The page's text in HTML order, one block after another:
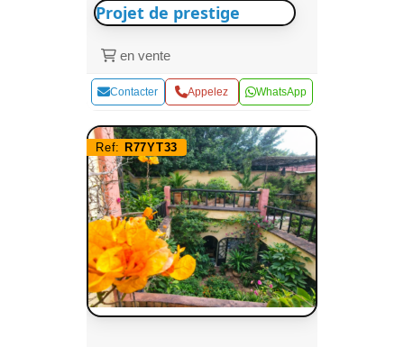
Projet de prestige
en vente
Contacter Appelez WhatsApp
Ref: R77YT33